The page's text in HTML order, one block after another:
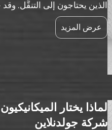
بتقليل الوقت الذي تقضيه في
عرض المزيد
لماذا يختار
شركة جولدنلاين